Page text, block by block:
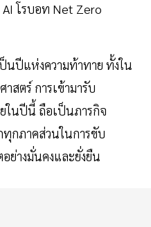
โรบอท Net Zero
นปีแห่งความท้าทาย ทั้งใน
สตร์ การเข้ามารับ
ในปีนี้ ถือเป็นภารกิจ
กภาคส่วนในการขับ
ย่างมั่นคงและยั่งยืน